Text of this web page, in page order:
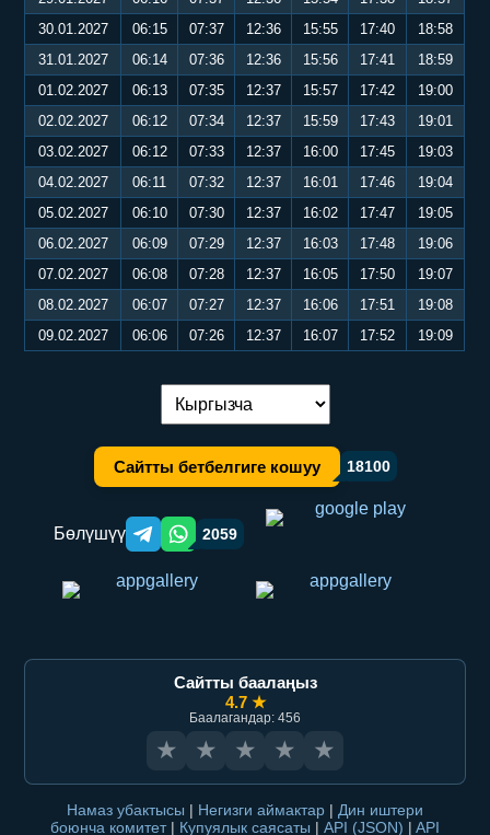
30.01.2027
06:15 07:37 12:36 15:55 17:40
18:58
31.01.2027
06:14 07:36 12:36 15:56 17:41
18:59
01.02.2027
06:13 07:35 12:37 15:57 17:42
19:00
02.02.2027
06:12 07:34 12:37 15:59 17:43
19:01
03.02.2027
06:12 07:33 12:37 16:00 17:45
19:03
04.02.2027
06:11 07:32 12:37 16:01 17:46
19:04
05.02.2027
06:10 07:30 12:37 16:02 17:47
19:05
06.02.2027
06:09 07:29 12:37 16:03 17:48
19:06
07.02.2027
06:08 07:28 12:37 16:05 17:50
19:07
08.02.2027
06:07 07:27 12:37 16:06 17:51
19:08
09.02.2027
06:06 07:26 12:37 16:07 17:52 19:09
Тилди алмаштыруу:
Сайтты бетбелгиге кошуу 18100
Бөлүшүү Telegram orqali ulashish
WhatsApp orqali ulashish
2059
Сайтты баалаңыз
4.7 ★
Баалагандар: 456
★ ★ ★ ★ ★
Намаз убактысы | Негизги аймактар | Дин иштери
боюнча комитет | Купуялык саясаты | API (JSON) | API